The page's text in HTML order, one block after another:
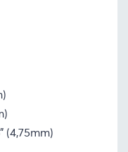
(4,75mm)